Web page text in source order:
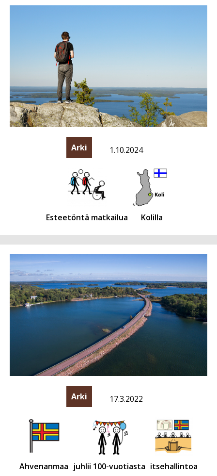
Arki 1.10.2024
Esteetöntä matkailua Kolilla
Arki 17.3.2022
Ahvenanmaa juhlii 100-vuotiasta itsehallintoa